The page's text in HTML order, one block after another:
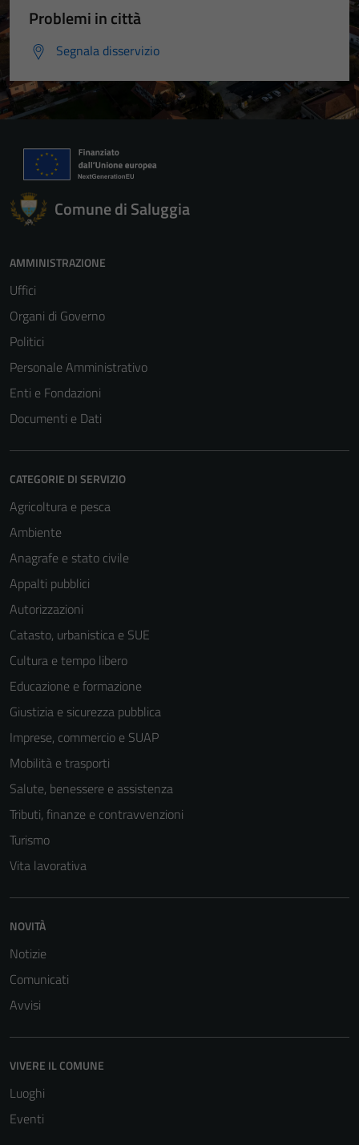
Problemi in città
Segnala disservizio
Comune di Saluggia
AMMINISTRAZIONE
Uffici
Organi di Governo
Politici
Personale Amministrativo
Enti e Fondazioni
Documenti e Dati
CATEGORIE DI SERVIZIO
Agricoltura e pesca
Ambiente
Anagrafe e stato civile
Appalti pubblici
Autorizzazioni
Catasto, urbanistica e SUE
Cultura e tempo libero
Educazione e formazione
Giustizia e sicurezza pubblica
Imprese, commercio e SUAP
Mobilità e trasporti
Salute, benessere e assistenza
Tributi, finanze e contravvenzioni
Turismo
Vita lavorativa
NOVITÀ
Notizie
Comunicati
Avvisi
VIVERE IL COMUNE
Luoghi
Eventi